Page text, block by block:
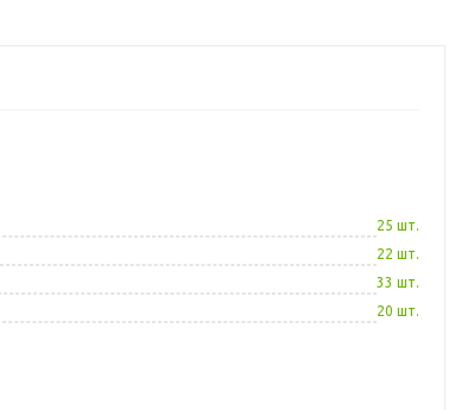
25 шт.
22 шт.
33 шт.
20 шт.